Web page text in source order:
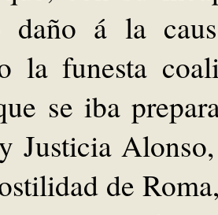
daño á la
la funesta
se iba
Justicia
de